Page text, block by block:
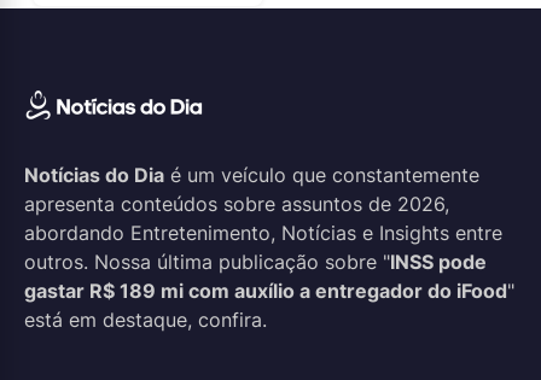
Notícias do Dia é um veículo que constantemente
apresenta conteúdos sobre assuntos de 2026,
abordando Entretenimento, Notícias e Insights entre
outros. Nossa última publicação sobre "INSS pode
gastar R$ 189 mi com auxílio a entregador do iFood"
está em destaque, confira.